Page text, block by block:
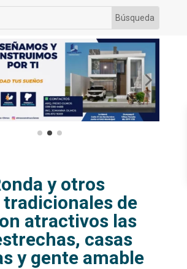
y otros
de
atractivos las
casas
y gente amable